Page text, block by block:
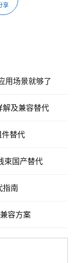
享
用场景就够了
及兼容替代
替代
束国产替代
指南
容方案